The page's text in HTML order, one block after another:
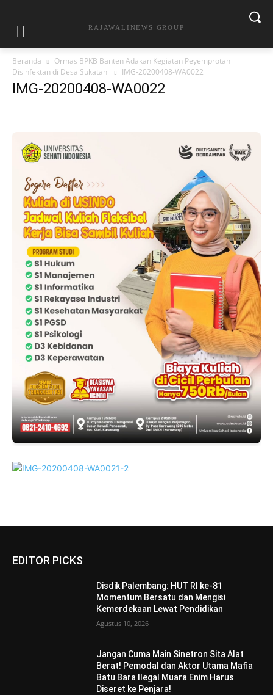
RAJAWALINEWS GROUP
Beranda
Ormas BPKB Banten Adakan Kegiatan Peyemprotan
Disinfektan di Desa Sukatani
IMG-20200408-WA0022
IMG-20200408-WA0022
EDITOR PICKS
Disdik Palembang: HUT RI ke-81
Momentum Bersatu dan Mengisi
Kemerdekaan Lewat Pendidikan
Agustus 10, 2026
Jangan Cuma Main Sinetron Sita Alat
Berat! Pemodal dan Aktor Utama Mafia
Batu Bara Ilegal Muara Enim Harus
Diseret ke Penjara!